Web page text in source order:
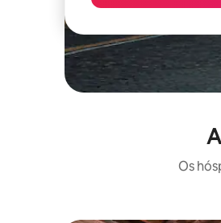
Os